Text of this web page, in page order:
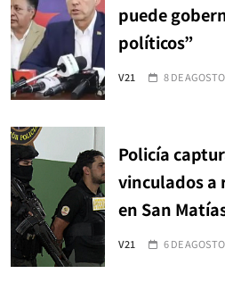
puede
políticos”
V21 8 DE
Policía
vinculados a
en San
V21 6 DE